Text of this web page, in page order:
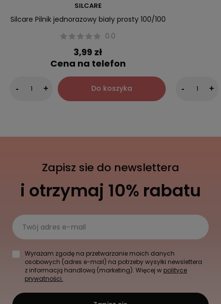
SILCARE
Silcare Pilnik jednorazowy biały prosty 100/100
0.0
3,99 zł
Cena na telefon
- + Do koszyka - +
Zapisz sie do newslettera
i otrzymaj 10% rabatu
Twój adres e-mail
Wyrażam zgodę na przetwarzanie moich danych
osobowych (adres e-mail) na potrzeby wysyłki newslettera
z informacją handlową (marketing). Więcej w polityce
prywatności.